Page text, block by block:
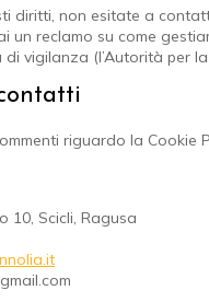
diritti, non esitate a
un reclamo su come
di vigilanza (l’Autorità per
riguardo la
10, Scicli, Ragusa
gmail.com